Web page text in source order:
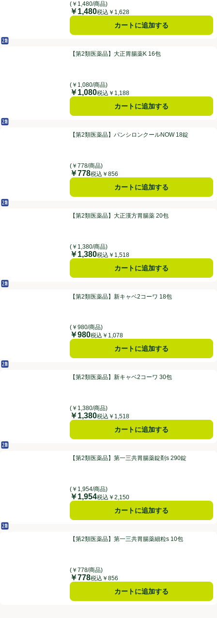
(￥1,480/商品)
価格
￥1,480税込￥1,628
カートに追加する
【第2類医薬品】大正胃腸薬K 16包
第2類医薬品
【第2類医薬品】大正胃腸薬K 16包
(￥1,080/商品)
価格
￥1,080税込￥1,188
カートに追加する
【第2類医薬品】パンシロンクールNOW 18錠
第2類医薬品
【第2類医薬品】パンシロンクールNOW 18錠
(￥778/商品)
価格
￥778税込￥856
カートに追加する
【第2類医薬品】大正漢方胃腸薬 20包
第2類医薬品
【第2類医薬品】大正漢方胃腸薬 20包
(￥1,380/商品)
価格
￥1,380税込￥1,518
カートに追加する
【第2類医薬品】新キャベ2コーワ 18包
第2類医薬品
【第2類医薬品】新キャベ2コーワ 18包
(￥980/商品)
価格
￥980税込￥1,078
カートに追加する
【第2類医薬品】新キャベ2コーワ 30包
第2類医薬品
【第2類医薬品】新キャベ2コーワ 30包
(￥1,380/商品)
価格
￥1,380税込￥1,518
カートに追加する
【第2類医薬品】第一三共胃腸薬錠剤s 290錠
第2類医薬品
【第2類医薬品】第一三共胃腸薬錠剤s 290錠
(￥1,954/商品)
価格
￥1,954税込￥2,150
カートに追加する
【第2類医薬品】第一三共胃腸薬細粒s 10包
第2類医薬品
【第2類医薬品】第一三共胃腸薬細粒s 10包
(￥778/商品)
価格
￥778税込￥856
カートに追加する